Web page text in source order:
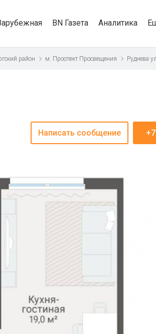
BN Газета Аналитика
район м. Проспект Просвещения Руднева
Написать сообщение